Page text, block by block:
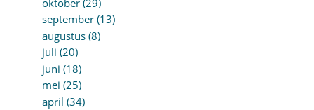
september (13)
augustus (8)
juli (20)
juni (18)
mei (25)
april (34)